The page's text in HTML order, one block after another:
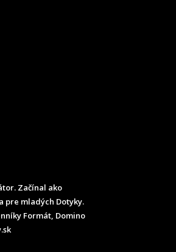
Začínal ako
mladých Dotyky.
Formát, Domino